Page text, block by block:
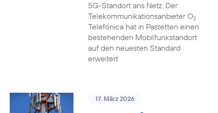
5G-Standort ans Netz: Der
Telekommunikationsanbieter O2
Telefónica hat in Pastetten einen
bestehenden Mobilfunkstandort
auf den neuesten Standard
erweitert
17. März 2026